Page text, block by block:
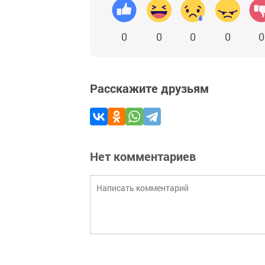
0 0 0 0 0
Расскажите друзьям
Нет комментариев